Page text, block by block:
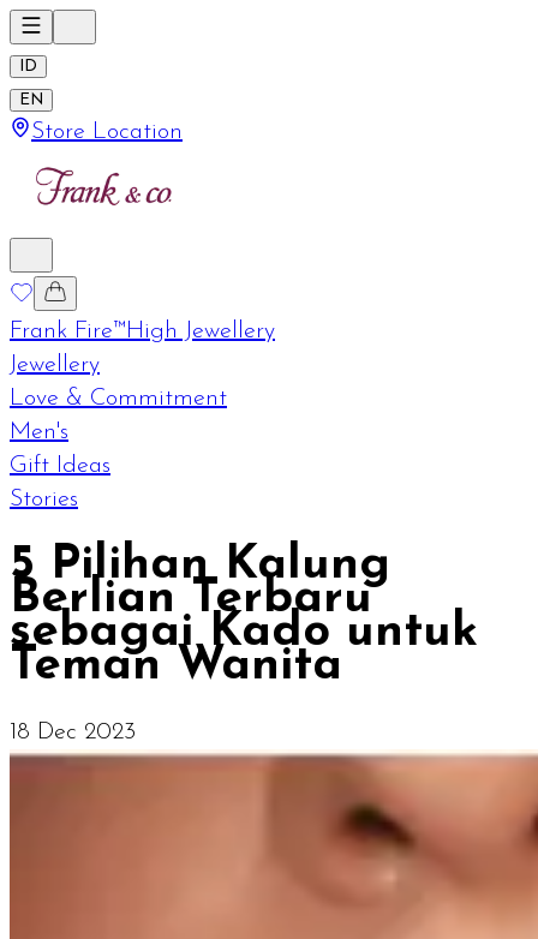
ID
EN
Store Location
Frank Fire™High Jewellery
Jewellery
Love & Commitment
Men's
Gift Ideas
Stories
5 Pilihan Kalung
Berlian Terbaru
sebagai Kado untuk
Teman Wanita
18 Dec 2023